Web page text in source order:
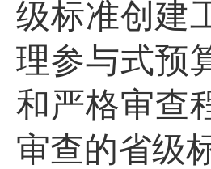
级标准创建
理参与式预
和严格审查
审查的省级